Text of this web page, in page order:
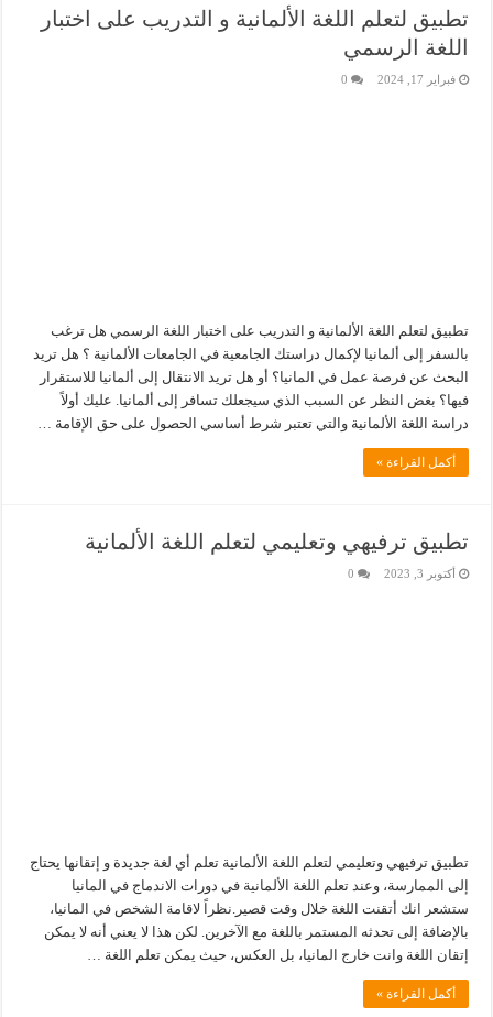
تطبيق لتعلم اللغة الألمانية و التدريب على اختبار
اللغة الرسمي
فبراير 17, 2024 0
تطبيق لتعلم اللغة الألمانية و التدريب على اختبار اللغة الرسمي هل ترغب
بالسفر إلى ألمانيا لإكمال دراستك الجامعية في الجامعات الألمانية ؟ هل تريد
البحث عن فرصة عمل في المانيا؟ أو هل تريد الانتقال إلى ألمانيا للاستقرار
فيها؟ بغض النظر عن السبب الذي سيجعلك تسافر إلى ألمانيا. عليك أولاً
دراسة اللغة الألمانية والتي تعتبر شرط أساسي الحصول على حق الإقامة …
أكمل القراءة »
تطبيق ترفيهي وتعليمي لتعلم اللغة الألمانية
أكتوبر 3, 2023 0
تطبيق ترفيهي وتعليمي لتعلم اللغة الألمانية تعلم أي لغة جديدة و إتقانها يحتاج
إلى الممارسة، وعند تعلم اللغة الألمانية في دورات الاندماج في المانيا
ستشعر انك أتقنت اللغة خلال وقت قصير.نظراً لاقامة الشخص في المانيا،
بالإضافة إلى تحدثه المستمر باللغة مع الآخرين. لكن هذا لا يعني أنه لا يمكن
إتقان اللغة وانت خارج المانيا، بل العكس، حيث يمكن تعلم اللغة …
أكمل القراءة »